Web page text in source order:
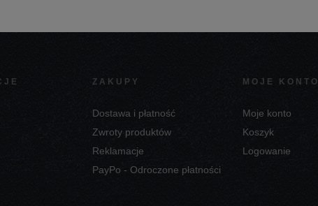
ZAKUPY
Dostawa i płatność
Zwroty produktów
Reklamacje
PayPo - Odroczone płatności
MOJE KONTO
Moje konto
Koszyk
Logowanie